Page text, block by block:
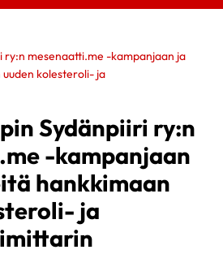
ry:n mesenaatti.me -kampanjaan ja
kolesteroli- ja
Sydänpiiri ry:n
-kampanjaan
hankkimaan
ja